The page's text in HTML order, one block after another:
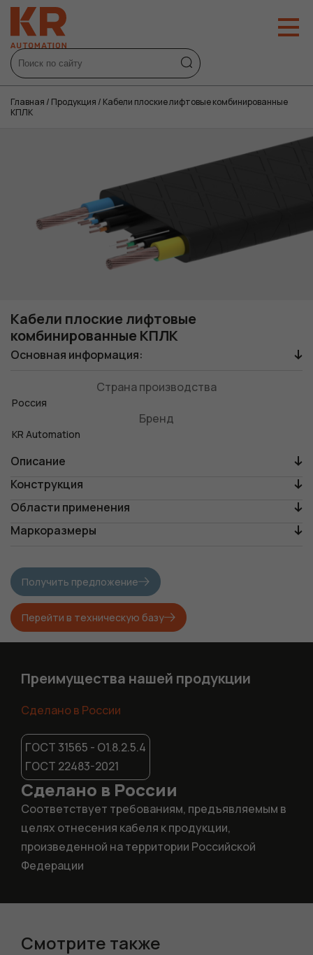
Главная / Продукция / Кабели плоские лифтовые комбинированные
КПЛК
Кабели плоские лифтовые
комбинированные КПЛК
Основная информация:
Страна производства
Россия
Бренд
KR Automation
Описание
Конструкция
Области применения
Маркоразмеры
Получить предложение
Перейти в техническую базу
Преимущества нашей продукции
Сделано в России
ГОСТ 31565 - О1.8.2.5.4
ГОСТ 22483-2021
Сделано в России
Соответствует требованиям, предъявляемым в
целях отнесения кабеля к продукции,
произведенной на территории Российской
Федерации
Смотрите также